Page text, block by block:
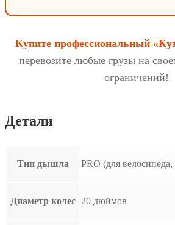
Купите профессиональный
перевозите любые грузы на
ограничений!
Детали
Тип дышла PRO (для
Диаметр колес 20 дюймов